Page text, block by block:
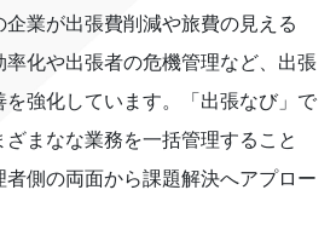
業が出張費削減や旅費の見える
化や出張者の危機管理など、出張
強化しています。「出張なび」で
まなな業務を一括管理すること
側の両面から課題解決へアプロー